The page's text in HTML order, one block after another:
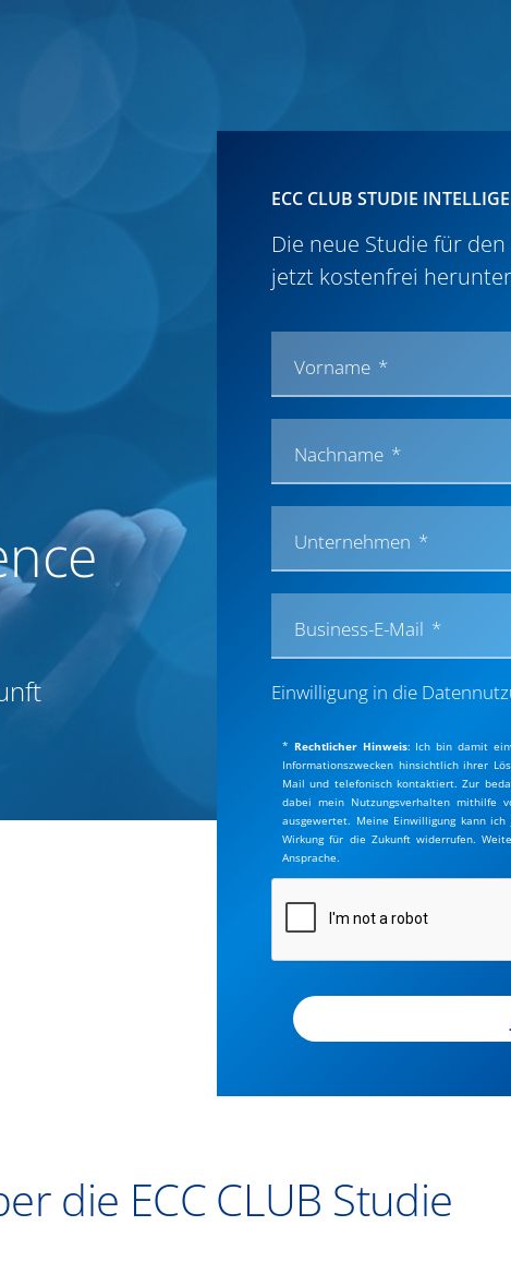
​​ECC CLUB STUDIE
​​Die neue Studie für
jetzt kostenfrei
Vorname
Nachname
Unternehmen
Business-E-Mail
Einwilligung in die
* Rechtlicher Hinweis: Ich bin damit
Informationszwecken hinsichtlich ihrer
Mail und telefonisch kontaktiert. Zur
dabei mein Nutzungsverhalten mithilfe
ausgewertet. Meine Einwilligung kann
Wirkung für die Zukunft widerrufen.
Ansprache.
die ECC CLUB Studie​